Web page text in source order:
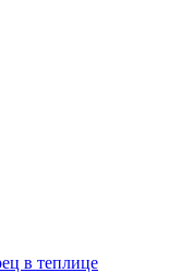
в теплице